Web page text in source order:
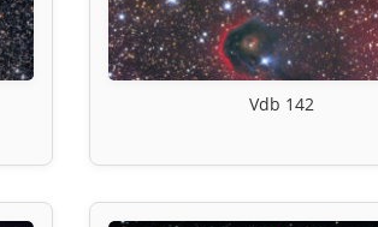
Vdb 142